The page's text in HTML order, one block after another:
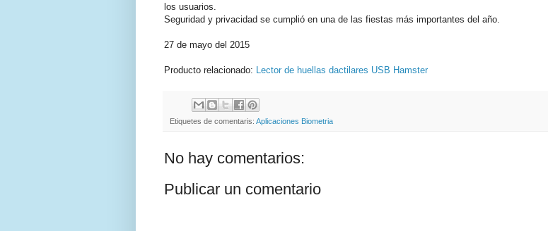
los usuarios.
Seguridad y privacidad se cumplió en una de las fiestas más importantes del año.
27 de mayo del 2015
Producto relacionado: Lector de huellas dactilares USB Hamster
Etiquetes de comentaris: Aplicaciones Biometria
No hay comentarios:
Publicar un comentario